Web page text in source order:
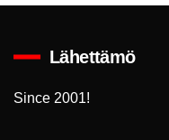
Lähettämö
Since 2001!